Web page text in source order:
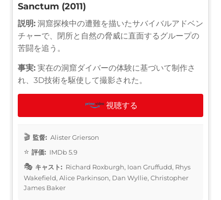
Sanctum (2011)
説明: 洞窟探検中の遭難を描いたサバイバルアドベン
チャーで、閉所と自然の脅威に直面するグループの
苦闘を追う。
事実: 実在の洞窟ダイバーの体験に基づいて制作さ
れ、3D技術を駆使して撮影された。
視聴する
監督: Alister Grierson
評価: IMDb 5.9
キャスト: Richard Roxburgh, Ioan Gruffudd, Rhys
Wakefield, Alice Parkinson, Dan Wyllie, Christopher
James Baker